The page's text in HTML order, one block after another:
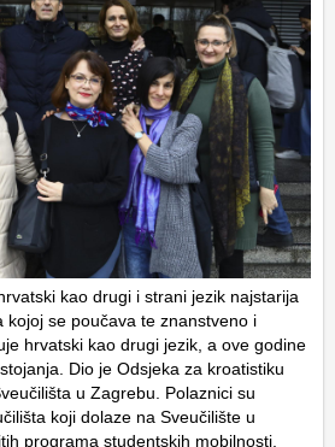
kao drugi i strani jezik najstarija
kojoj se poučava te znanstveno i
hrvatski kao drugi jezik, a ove godine
Dio je Odsjeka za kroatistiku
u Zagrebu. Polaznici su
koji dolaze na Sveučilište u
programa studentskih mobilnosti,